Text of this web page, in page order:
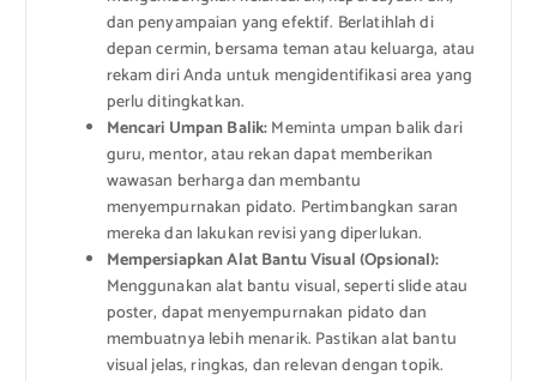
dan penyampaian yang efektif. Berlatihlah di
depan cermin, bersama teman atau keluarga, atau
rekam diri Anda untuk mengidentifikasi area yang
perlu ditingkatkan.
Mencari Umpan Balik:Meminta umpan balik dari
guru, mentor, atau rekan dapat memberikan
wawasan berharga dan membantu
menyempurnakan pidato. Pertimbangkan saran
mereka dan lakukan revisi yang diperlukan.
Mempersiapkan Alat Bantu Visual (Opsional):
Menggunakan alat bantu visual, seperti slide atau
poster, dapat menyempurnakan pidato dan
membuatnya lebih menarik. Pastikan alat bantu
visual jelas, ringkas, dan relevan dengan topik.